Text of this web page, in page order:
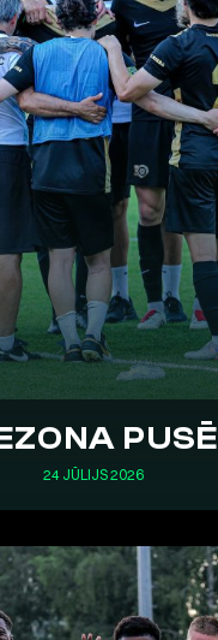
PUSĒ
24 JŪLIJS 2026